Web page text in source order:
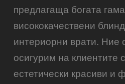
предлагаща богата
висококачествени
интериорни врати. Ние
осигурим на клиентите
естетически красиви и